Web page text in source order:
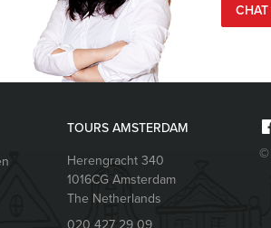
TOURS AMSTERDAM
Herengracht 340
1016CGAmsterdam
The Netherlands
©